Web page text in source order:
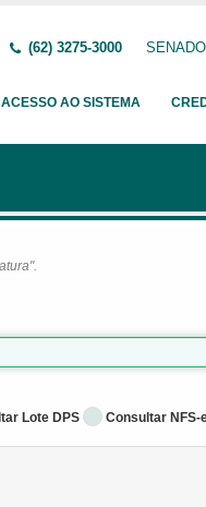
(62) 3275-3000
ACESSO AO SISTEMA
Lote DPS Consultar NFS-